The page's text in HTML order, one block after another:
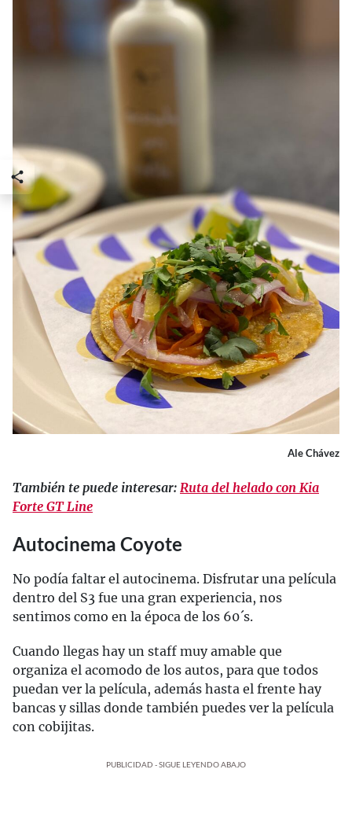
Ale Chávez
También te puede interesar: Ruta del helado con Kia
Forte GT Line
Autocinema Coyote
No podía faltar el autocinema. Disfrutar una película
dentro del S3 fue una gran experiencia, nos
sentimos como en la época de los 60´s.
Cuando llegas hay un staff muy amable que
organiza el acomodo de los autos, para que todos
puedan ver la película, además hasta el frente hay
bancas y sillas donde también puedes ver la película
con cobijitas.
PUBLICIDAD - SIGUE LEYENDO ABAJO